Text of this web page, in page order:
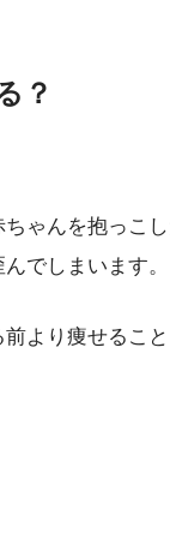
？
ゃんを抱っこし
でしまいます。
より痩せるこ